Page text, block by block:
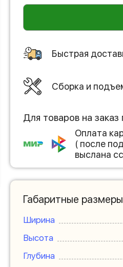
Быстрая
Сборка и
Для товаров на
Оплата
( после
выслана
Габаритные размеры
Ширина
Высота
Глубина